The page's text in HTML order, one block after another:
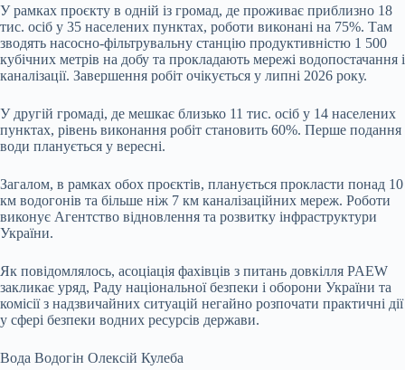
У рамках проєкту в одній із громад, де проживає приблизно 18
тис. осіб у 35 населених пунктах, роботи виконані на 75%. Там
зводять насосно-фільтрувальну станцію продуктивністю 1 500
кубічних метрів на добу та прокладають мережі водопостачання і
каналізації. Завершення робіт очікується у липні 2026 року.
У другій громаді, де мешкає близько 11 тис. осіб у 14 населених
пунктах, рівень виконання робіт становить 60%. Перше подання
води планується у вересні.
Загалом, в рамках обох проєктів, планується прокласти понад 10
км водогонів та більше ніж 7 км каналізаційних мереж. Роботи
виконує Агентство відновлення та розвитку інфраструктури
України.
Як повідомлялось, асоціація фахівців з питань довкілля PAEW
закликає уряд, Раду національної безпеки і оборони України та
комісії з надзвичайних ситуацій негайно розпочати практичні дії
у сфері безпеки водних ресурсів держави.
Вода Водогін Олексій Кулеба